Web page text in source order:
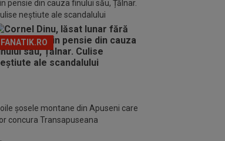
pensie din cauza finului său, Țălnar.
neștiute ale scandalului
FANATIK.RO
șosele montane din Apuseni care
concura Transapuseana